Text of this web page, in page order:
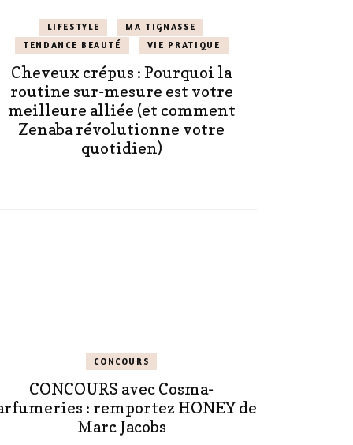
LIFESTYLE
MA TIGNASSE
TENDANCE BEAUTÉ
VIE PRATIQUE
Cheveux crépus : Pourquoi la
routine sur-mesure est votre
meilleure alliée (et comment
Zenaba révolutionne votre
quotidien)
CONCOURS
CONCOURS avec Cosma-
: remportez HONEY de
Marc Jacobs